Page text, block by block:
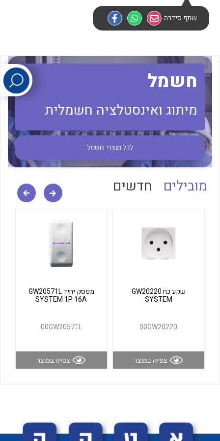
לכל מוצרי היצרן
לכל מוצרי היצרן לכל מוצרי היצרן
שתף סידרה
חשמל
מיתוג ואינסטלציה חשמלית
לכל מוצרי חשמל
מובילים חדשים
שקע כח GW20220
SYSTEM
00GW20220
צפייה במוצר
מפסק יחיד GW20571L
SYSTEM 1P 16A
00GW20571L
צפייה במוצר